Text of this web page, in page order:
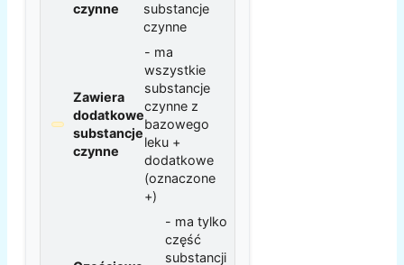
czynne
substancje
czynne
Zawiera
dodatkowe
substancje
czynne
- ma
wszystkie
substancje
czynne z
bazowego
leku +
dodatkowe
(oznaczone
+)
- ma tylko
część
substancji